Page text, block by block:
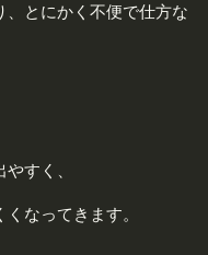
、とにかく不便で仕方な
すく、
なってきます。